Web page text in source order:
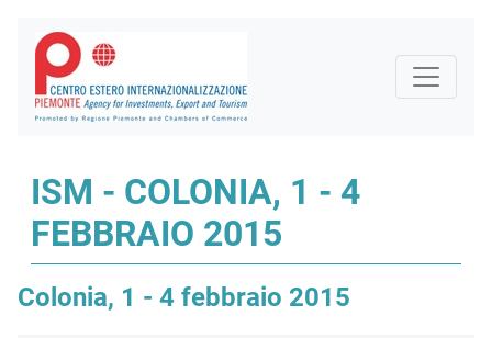
ISM - COLONIA, 1 - 4
FEBBRAIO 2015
Colonia, 1 - 4 febbraio 2015